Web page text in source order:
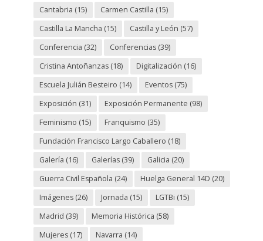
Cantabria (15) Carmen Castilla (15)
Castilla La Mancha (15) Castilla y León (57)
Conferencia (32) Conferencias(39)
Cristina Antoñanzas(18) Digitalización (16)
Escuela Julián Besteiro (14) Eventos(75)
Exposición (31) Exposición Permanente (98)
Feminismo (15) Franquismo (35)
Fundación Francisco Largo Caballero (18)
Galería (16) Galerías(39) Galicia (20)
Guerra Civil Española (24) Huelga General 14D (20)
Imágenes(26) Jornada (15) LGTBi (15)
Madrid (39) Memoria Histórica (58)
Mujeres(17) Navarra (14)